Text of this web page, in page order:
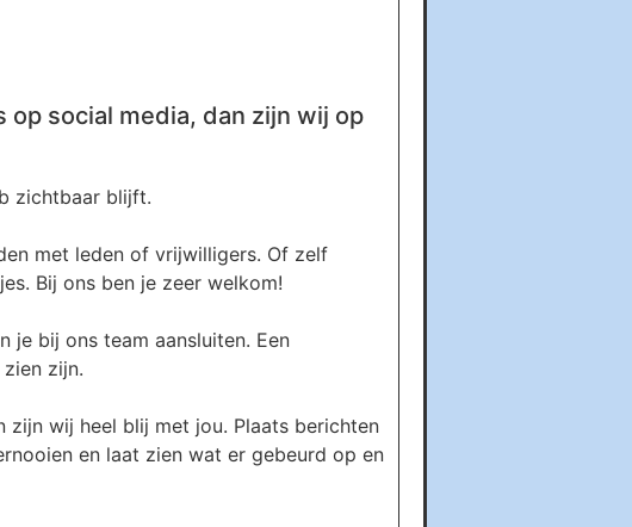
op social media, dan zijn wij op
zichtbaar blijft.
met leden of vrijwilligers. Of zelf
Bij ons ben je zeer welkom!
je bij ons team aansluiten. Een
zijn.
wij heel blij met jou. Plaats berichten
en laat zien wat er gebeurd op en